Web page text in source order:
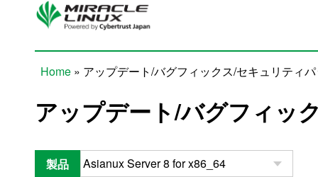
Skip to main content
Home » アップデート/バグフィックス/セキュリティ
アップデート/バグフィッ
製品